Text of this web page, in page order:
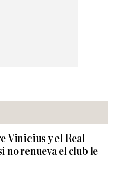
Vinicius y el Real
no renueva el club le